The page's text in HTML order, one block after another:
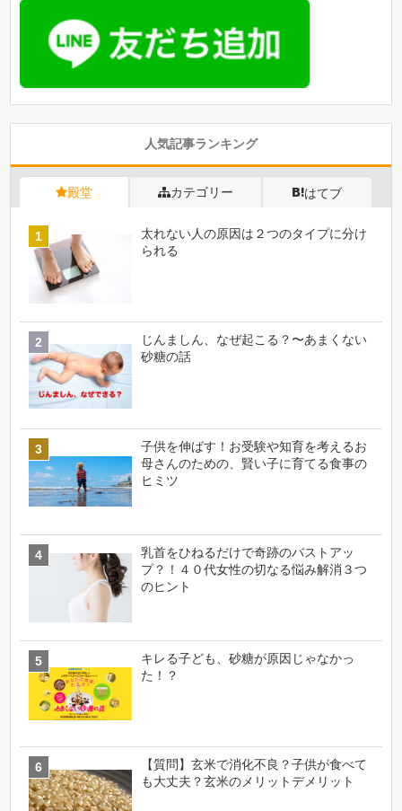
人気記事ランキング
殿堂 カテゴリー はてブ
太れない人の原因は２つのタイプに分け
られる
じんましん、なぜ起こる？〜あまくない
砂糖の話
子供を伸ばす！お受験や知育を考えるお
母さんのための、賢い子に育てる食事の
ヒミツ
乳首をひねるだけで奇跡のバストアッ
プ？！４０代女性の切なる悩み解消３つ
のヒント
キレる子ども、砂糖が原因じゃなかっ
た！？
【質問】玄米で消化不良？子供が食べて
も大丈夫？玄米のメリットデメリット